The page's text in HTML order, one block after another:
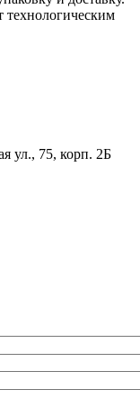
технологическим
ул., 75, корп. 2Б